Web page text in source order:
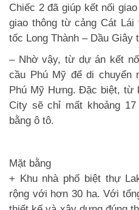
Chiếc 2 đã giúp kết nối
giao thông từ cảng Cát
tốc Long Thành – Dầu
– Nhờ vậy, từ dự án kết
cầu Phú Mỹ để di chuyển
Phú Mỹ Hưng. Đặc biệt, từ
City sẽ chỉ mất khoảng
bằng ô tô.
Mặt bằng
+ Khu nhà phố biệt thự
rộng với hơn 30 ha. Với